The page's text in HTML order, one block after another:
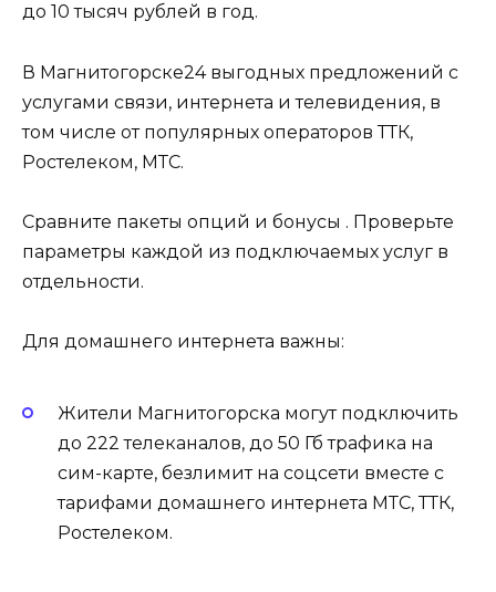
до 10 тысяч рублей в год.
В Магнитогорске24 выгодных предложений с
услугами связи, интернета и телевидения, в
том числе от популярных операторов ТТК,
Ростелеком, МТС.
Сравните пакеты опций и бонусы . Проверьте
параметры каждой из подключаемых услуг в
отдельности.
Для домашнего интернета важны:
Жители Магнитогорска могут подключить
до 222 телеканалов, до 50 Гб трафика на
сим-карте, безлимит на соцсети вместе с
тарифами домашнего интернета МТС, ТТК,
Ростелеком.